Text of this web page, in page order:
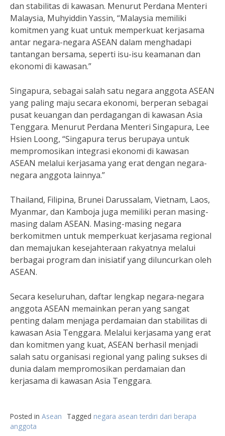
dan stabilitas di kawasan. Menurut Perdana Menteri
Malaysia, Muhyiddin Yassin, “Malaysia memiliki
komitmen yang kuat untuk memperkuat kerjasama
antar negara-negara ASEAN dalam menghadapi
tantangan bersama, seperti isu-isu keamanan dan
ekonomi di kawasan.”
Singapura, sebagai salah satu negara anggota ASEAN
yang paling maju secara ekonomi, berperan sebagai
pusat keuangan dan perdagangan di kawasan Asia
Tenggara. Menurut Perdana Menteri Singapura, Lee
Hsien Loong, “Singapura terus berupaya untuk
mempromosikan integrasi ekonomi di kawasan
ASEAN melalui kerjasama yang erat dengan negara-
negara anggota lainnya.”
Thailand, Filipina, Brunei Darussalam, Vietnam, Laos,
Myanmar, dan Kamboja juga memiliki peran masing-
masing dalam ASEAN. Masing-masing negara
berkomitmen untuk memperkuat kerjasama regional
dan memajukan kesejahteraan rakyatnya melalui
berbagai program dan inisiatif yang diluncurkan oleh
ASEAN.
Secara keseluruhan, daftar lengkap negara-negara
anggota ASEAN memainkan peran yang sangat
penting dalam menjaga perdamaian dan stabilitas di
kawasan Asia Tenggara. Melalui kerjasama yang erat
dan komitmen yang kuat, ASEAN berhasil menjadi
salah satu organisasi regional yang paling sukses di
dunia dalam mempromosikan perdamaian dan
kerjasama di kawasan Asia Tenggara.
Posted in Asean Tagged negara asean terdiri dari berapa
anggota